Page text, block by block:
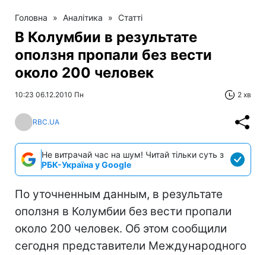
Головна » Аналітика » Статті
В Колумбии в результате
оползня пропали без вести
около 200 человек
10:23 06.12.2010 Пн 2 хв
RBC.UA
Не витрачай час на шум! Читай тільки суть з
РБК-Україна у Google
По уточненным данным, в результате
оползня в Колумбии без вести пропали
около 200 человек. Об этом сообщили
сегодня представители Международного